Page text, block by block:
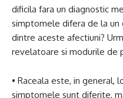
dificila fara un diagnostic
simptomele difera de la un
dintre aceste afectiuni?
revelatoare si modurile de
• Raceala este, in general,
simptomele sunt diferite,